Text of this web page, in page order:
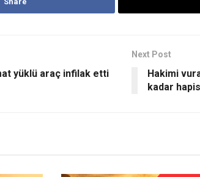
yüklü araç infilak etti
Next Post
Hakimi
kadar